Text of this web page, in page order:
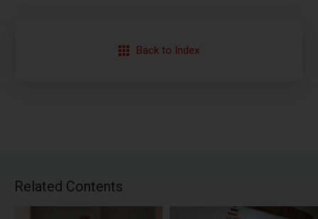
Back to Index
Related Contents